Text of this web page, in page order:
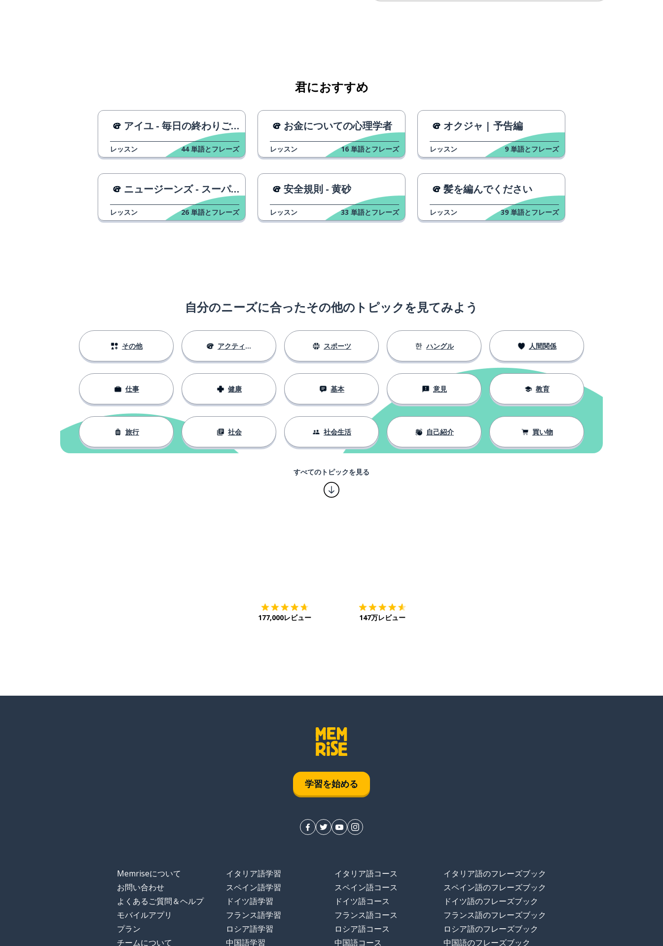
継続的に
かわいい
鏡
内部
太る
自信
君におすすめ
アイユ - 毎日の終わりごと
レッスン 44 単語とフレーズ
お金についての心理学者
レッスン 16 単語とフレーズ
オクジャ | 予告編
レッスン 9 単語とフレーズ
ニュージーンズ - スーパーシャイ
レッスン 26 単語とフレーズ
安全規則 - 黄砂
レッスン 33 単語とフレーズ
髪を編んでください
レッスン 39 単語とフレーズ
自分のニーズに合ったその他のトピックを見てみよう
その他 アクティビティ スポーツ ハングル 人間関係
仕事 健康 基本 意見 教育
旅行 社会 社会生活 自己紹介 買い物
すべてのトピックを見る
177,000レビュー 147万レビュー
学習を始める
Memriseについて
お問い合わせ
よくあるご質問＆ヘルプ
モバイルアプリ
プラン
チームについて
イタリア語学習
スペイン語学習
ドイツ語学習
フランス語学習
ロシア語学習
中国語学習
イタリア語コース
スペイン語コース
ドイツ語コース
フランス語コース
ロシア語コース
中国語コース
イタリア語のフレーズブック
スペイン語のフレーズブック
ドイツ語のフレーズブック
フランス語のフレーズブック
ロシア語のフレーズブック
中国語のフレーズブック